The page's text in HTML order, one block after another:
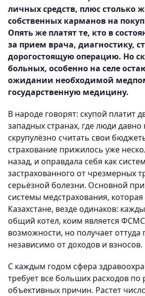
личных средств, плюс столько
собственных карманов на
Опять же платят те, кто в
за прием врача, диагностику,
дорогостоящую операцию. Но
больных, особенно на селе
ожидании необходимой
государственную медицину.
В народе говорят: скупой платит
западных странах, где люди давно
скрупулёзно считать свои
страхование прижилось уже
назад, и оправдала себя как
застрахованного от чрезмерных
серьёзной болезни. Основной
системы медстрахования, которая
Казахстане, везде одинаков:
общий котел, коим является
возможности, но получает оттуда
независимо от доходов и взносов.
С каждым годом сфера
требует все больших расходов по
объективных причин. Растет